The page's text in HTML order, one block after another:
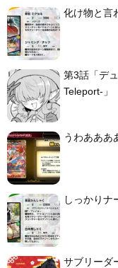
化け物と言
第3話「デ
Teleport-」
うわあああ
しっかりナ
サブリーダ